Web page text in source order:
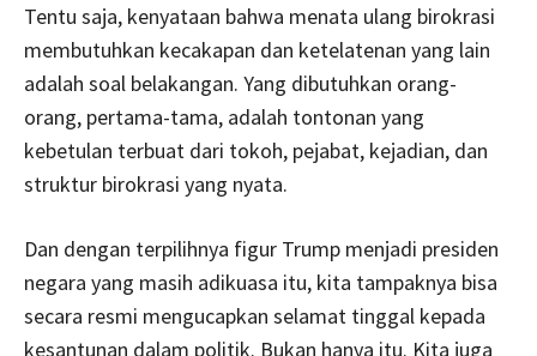
Tentu saja, kenyataan bahwa menata ulang birokrasi
membutuhkan kecakapan dan ketelatenan yang lain
adalah soal belakangan. Yang dibutuhkan orang-
orang, pertama-tama, adalah tontonan yang
kebetulan terbuat dari tokoh, pejabat, kejadian, dan
struktur birokrasi yang nyata.
Dan dengan terpilihnya figur Trump menjadi presiden
negara yang masih adikuasa itu, kita tampaknya bisa
secara resmi mengucapkan selamat tinggal kepada
kesantunan dalam politik. Bukan hanya itu. Kita juga